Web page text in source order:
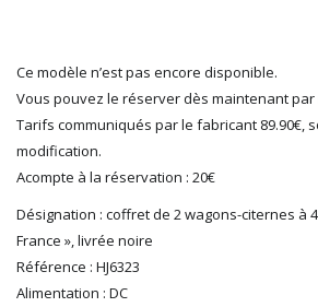
MAKETTE
MARLKIN
MKD
NOREV
NOVATEUR MODELES
PECO
PG mini
PIKO
PN SUD MODELISME
Ce modèle n’est pas encore disponible.
Vous pouvez le réserver dès maintenant
Tarifs communiqués par le fabricant 89.90€,
modification.
Acompte à la réservation : 20€
Désignation : coffret de 2 wagons-citernes à
France », livrée noire
Référence : HJ6323
Alimentation : DC